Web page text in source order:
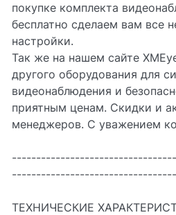
покупке комплекта
бесплатно сделаем вам все
настройки.
Так же на нашем сайте
другого оборудования для
видеонаблюдения и
приятным ценам. Скидки и
менеджеров. С уважением
ТЕХНИЧЕСКИЕ